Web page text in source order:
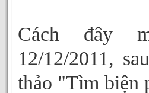
Cách đây
12/12/2011,
thảo "Tìm biện